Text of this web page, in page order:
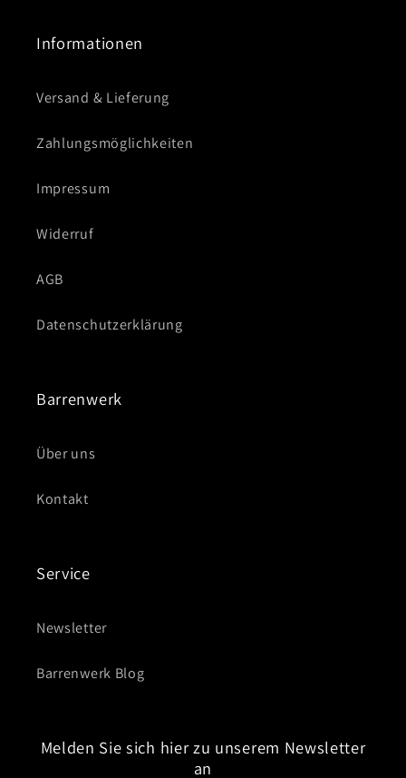
Informationen
Versand & Lieferung
Zahlungsmöglichkeiten
Impressum
Widerruf
AGB
Datenschutzerklärung
Barrenwerk
Über uns
Kontakt
Service
Newsletter
Barrenwerk Blog
Melden Sie sich hier zu unserem Newsletter
an